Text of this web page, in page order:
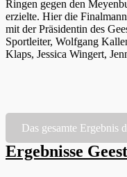
Ringen gegen den
erzielte. Hier die
mit der Präsidentin des
Sportleiter, Wolfgang
Klaps, Jessica Wingert,
Das gesamte Ergebnis
Ergebnisse